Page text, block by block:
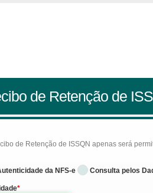
de Retenção de
de Retenção de ISSQN apenas será
da NFS-e Consulta pelos